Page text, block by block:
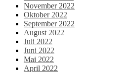
November 2022
Oktober 2022
September 2022
August 2022
Juli 2022
Juni 2022
Mai 2022
April 2022